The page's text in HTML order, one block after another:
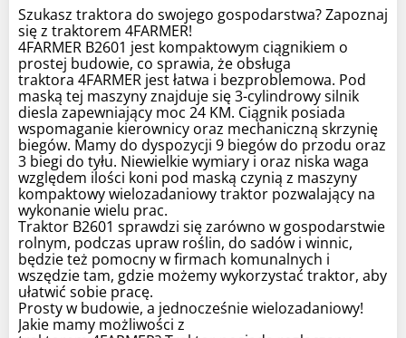
Szukasz traktora do swojego gospodarstwa? Zapoznaj
się z traktorem 4FARMER!
4FARMER B2601 jest kompaktowym ciągnikiem o
prostej budowie, co sprawia, że obsługa
traktora 4FARMER jest łatwa i bezproblemowa. Pod
maską tej maszyny znajduje się 3-cylindrowy silnik
diesla zapewniający moc 24 KM. Ciągnik posiada
wspomaganie kierownicy oraz mechaniczną skrzynię
biegów. Mamy do dyspozycji 9 biegów do przodu oraz
3 biegi do tyłu. Niewielkie wymiary i oraz niska waga
względem ilości koni pod maską czynią z maszyny
kompaktowy wielozadaniowy traktor pozwalający na
wykonanie wielu prac.
Traktor B2601 sprawdzi się zarówno w gospodarstwie
rolnym, podczas upraw roślin, do sadów i winnic,
będzie też pomocny w firmach komunalnych i
wszędzie tam, gdzie możemy wykorzystać traktor, aby
ułatwić sobie pracę.
Prosty w budowie, a jednocześnie wielozadaniowy!
Jakie mamy możliwości z